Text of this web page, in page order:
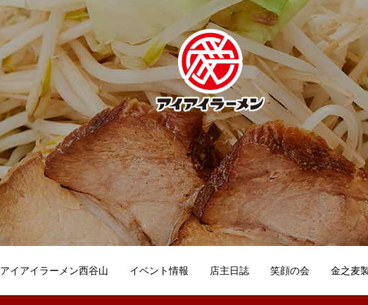
アイアイラーメン西谷山 イベント情報 店主日誌 笑顔の会 金之麦